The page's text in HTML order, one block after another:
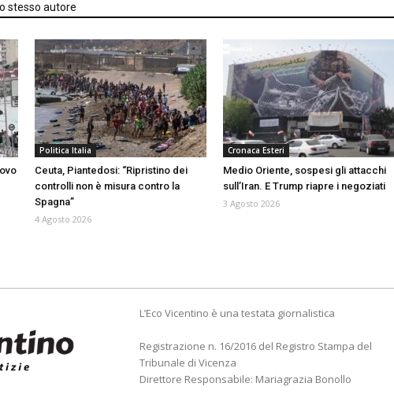
stesso autore
Politica Italia
Ceuta, Piantedosi: “Ripristino dei
controlli non è misura contro la
Spagna”
4 Agosto 2026
Cronaca Esteri
Medio Oriente, sospesi gli attacchi
sull’Iran. E Trump riapre i negoziati
3 Agosto 2026
L’Eco Vicentino è una testata giornalistica
Registrazione n. 16/2016 del Registro Stampa del
Tribunale di Vicenza
Direttore Responsabile: Mariagrazia Bonollo